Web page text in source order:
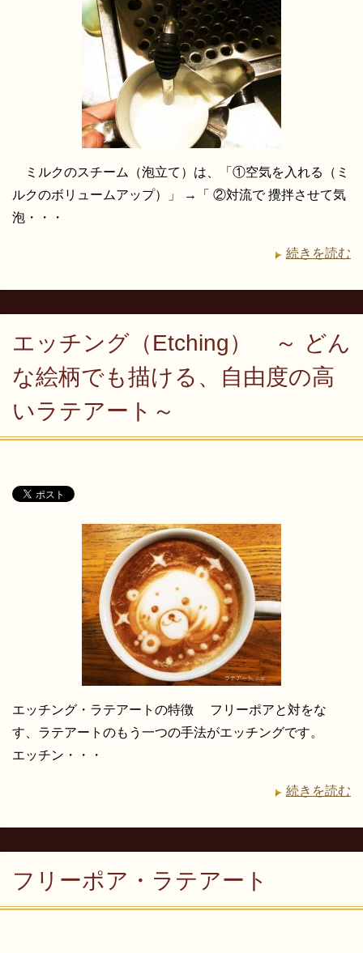
ミルクのスチーム（泡立て）は、「①空気を入れる（ミ
ルクのボリュームアップ）」 →「 ②対流で 攪拌させて気
泡・・・
続きを読む
エッチング（Etching） ～ どん
な絵柄でも描ける、自由度の高
いラテアート～
エッチング・ラテアートの特徴 フリーポアと対をな
す、ラテアートのもう一つの手法がエッチングです。
エッチン・・・
続きを読む
フリーポア・ラテアート